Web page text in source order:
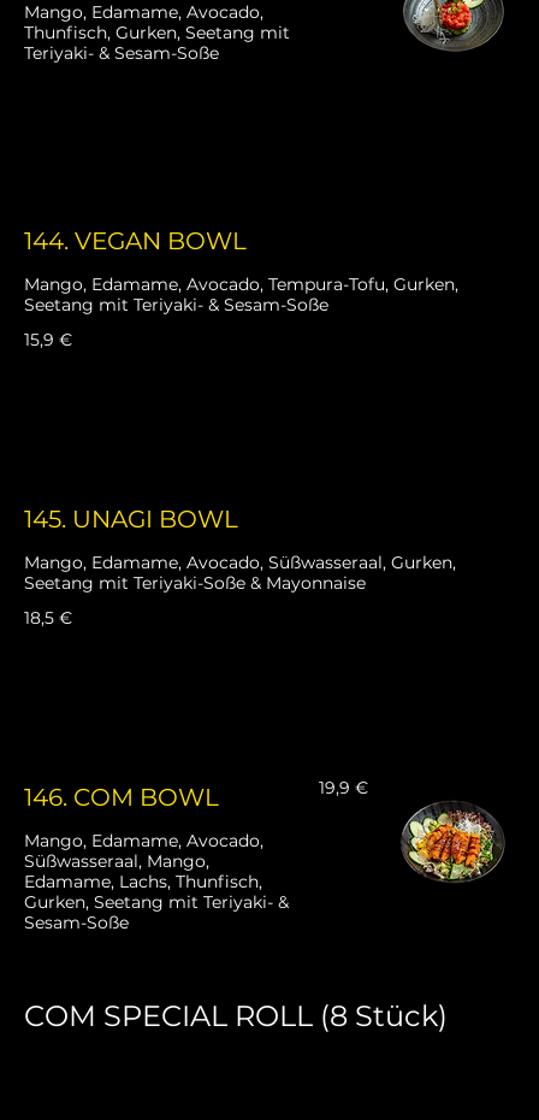
Mango, Edamame, Avocado,
Thunfisch, Gurken, Seetang mit
Teriyaki- & Sesam-Soße
144. VEGAN BOWL
Mango, Edamame, Avocado, Tempura-Tofu, Gurken,
Seetang mit Teriyaki- & Sesam-Soße
15,9 €
145. UNAGI BOWL
Mango, Edamame, Avocado, Süßwasseraal, Gurken,
Seetang mit Teriyaki-Soße & Mayonnaise
18,5 €
146. COM BOWL
Mango, Edamame, Avocado,
Süßwasseraal, Mango,
Edamame, Lachs, Thunfisch,
Gurken, Seetang mit Teriyaki- &
Sesam-Soße
19,9 €
COM SPECIAL ROLL (8 Stück)